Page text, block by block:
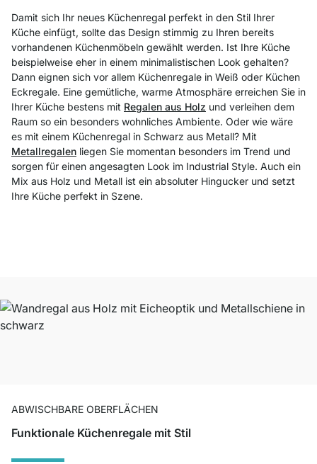
Damit sich Ihr neues Küchenregal perfekt in den Stil Ihrer
Küche einfügt, sollte das Design stimmig zu Ihren bereits
vorhandenen Küchenmöbeln gewählt werden. Ist Ihre Küche
beispielweise eher in einem minimalistischen Look gehalten?
Dann eignen sich vor allem Küchenregale in Weiß oder Küchen
Eckregale. Eine gemütliche, warme Atmosphäre erreichen Sie in
Ihrer Küche bestens mit Regalen aus Holz und verleihen dem
Raum so ein besonders wohnliches Ambiente. Oder wie wäre
es mit einem Küchenregal in Schwarz aus Metall? Mit
Metallregalen liegen Sie momentan besonders im Trend und
sorgen für einen angesagten Look im Industrial Style. Auch ein
Mix aus Holz und Metall ist ein absoluter Hingucker und setzt
Ihre Küche perfekt in Szene.
ABWISCHBARE OBERFLÄCHEN
Funktionale Küchenregale mit Stil